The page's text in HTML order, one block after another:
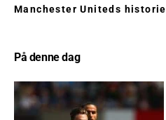
Manchester Uniteds historie
På denne dag